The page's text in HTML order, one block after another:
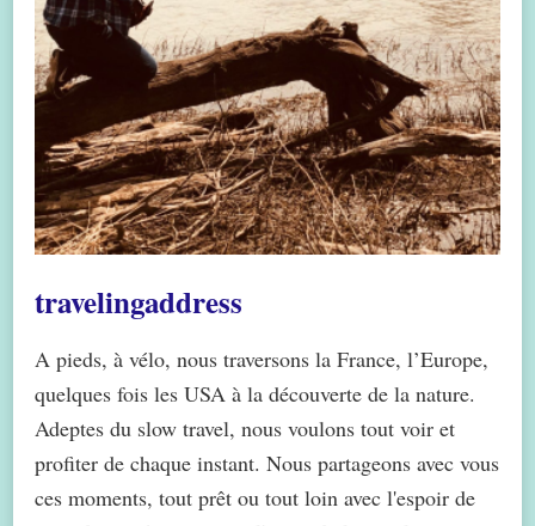
travelingaddress
A pieds, à vélo, nous traversons la France, l’Europe,
quelques fois les USA à la découverte de la nature.
Adeptes du slow travel, nous voulons tout voir et
profiter de chaque instant. Nous partageons avec vous
ces moments, tout prêt ou tout loin avec l'espoir de